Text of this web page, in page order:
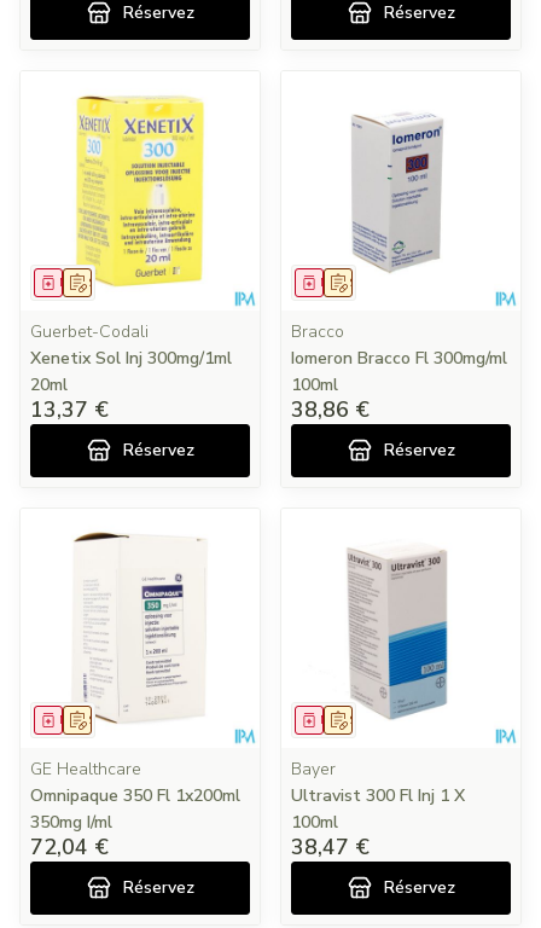
Réservez Réservez
Sur prescription
Médicament
Guerbet-Codali
Xenetix Sol Inj 300mg/1ml
20ml
13,37 €
Réservez
Sur prescription
Médicament
Bracco
Iomeron Bracco Fl 300mg/ml
100ml
38,86 €
Réservez
Sur prescription
Médicament
GE Healthcare
Omnipaque 350 Fl 1x200ml
350mg I/ml
72,04 €
Réservez
Sur prescription
Médicament
Bayer
Ultravist 300 Fl Inj 1 X
100ml
38,47 €
Réservez